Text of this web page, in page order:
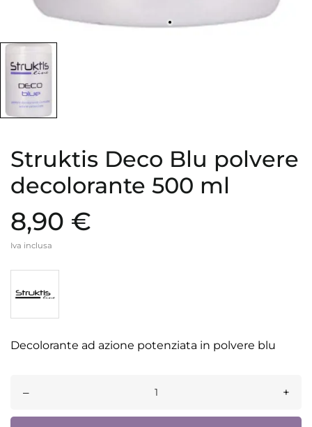
Struktis Deco Blu polvere
decolorante 500 ml
8,90 €
Iva inclusa
Decolorante ad azione potenziata in polvere blu
– +